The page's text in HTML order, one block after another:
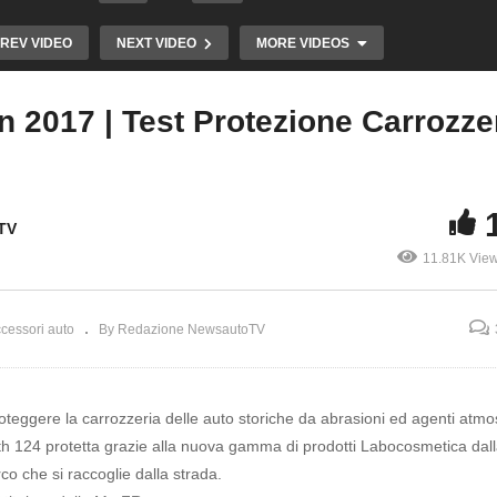
VIDEO NEXT VIDEO MORE VIDEOS
Protezione Carrozzeria | MaFra
2017 | Test Protezione
11.81K
auto By Redazione NewsautoTV
la carrozzeria delle auto storiche da abrasioni ed agenti
124 protetta grazie alla nuova gamma di prodotti Labocosmetica
che si raccoglie dalla strada.
Renault CLIO ECO-
la versione più
Redazione NewsautoTV